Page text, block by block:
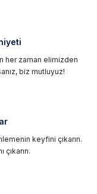
her zaman elimizden
biz mutluyuz!
keyfini çıkarın.